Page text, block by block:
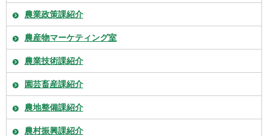
農業政策課紹介
農産物マーケティング室
農業技術課紹介
園芸畜産課紹介
農地整備課紹介
農村振興課紹介